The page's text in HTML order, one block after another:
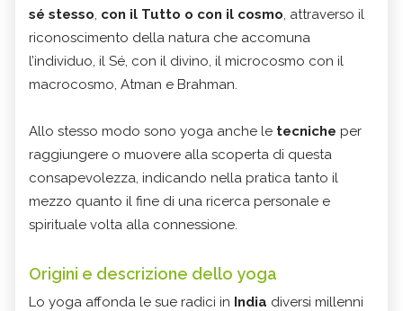
sé stesso, con il Tutto o con il cosmo, attraverso il
riconoscimento della natura che accomuna
l’individuo, il Sé, con il divino, il microcosmo con il
macrocosmo, Atman e Brahman.
Allo stesso modo sono yoga anche le tecniche per
raggiungere o muovere alla scoperta di questa
consapevolezza, indicando nella pratica tanto il
mezzo quanto il fine di una ricerca personale e
spirituale volta alla connessione.
Origini e descrizione dello yoga
Lo yoga affonda le sue radici in India diversi millenni